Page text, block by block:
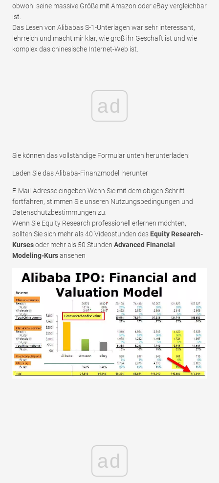
obwohl seine massive Größe mit Amazon oder eBay vergleichbar
ist.
Das Lesen von Alibabas S-1-Unterlagen war sehr interessant,
lehrreich und macht mir klar, wie groß ihr Geschäft ist und wie
komplex das chinesische Internet-Web ist.
ad
Sie können das vollständige Formular unten herunterladen:
Laden Sie das Alibaba-Finanzmodell herunter
E-Mail-Adresse eingeben Wenn Sie mit dem obigen Schritt
fortfahren, stimmen Sie unseren Nutzungsbedingungen und
Datenschutzbestimmungen zu.
Wenn Sie Equity Research professionell erlernen möchten,
sollten Sie sich mehr als 40 Videostunden des Equity Research-
Kursesoder mehr als 50 Stunden Advanced Financial
Modeling-Kursansehen
ad